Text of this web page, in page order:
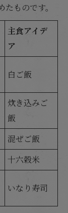
ものです。
主食アイデ
ア
白ご飯
炊き込みご
飯
混ぜご飯
十六穀米
いなり寿司